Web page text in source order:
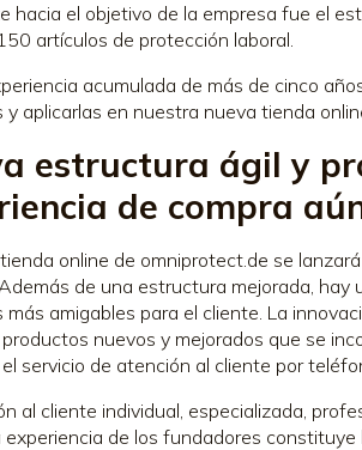
hacia el objetivo de la empresa fue el
artículos de protección laboral.
acumulada de más de cinco
aplicarlas en nuestra nueva tienda
estructura ágil y
de compra
online de omniprotect.de se
de una estructura mejorada,
más amigables para el cliente. La
nuevos y mejorados que se
servicio de atención al cliente por
al cliente individual, especializada,
experiencia de los fundadores